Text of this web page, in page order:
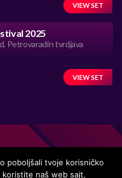
VIEW SET
2025
Petrovaradin tvrdjava
VIEW SET
poboljšali tvoje korisničko
naš web sajt,